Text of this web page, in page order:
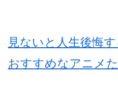
見ないと人生後悔
おすすめなアニメ